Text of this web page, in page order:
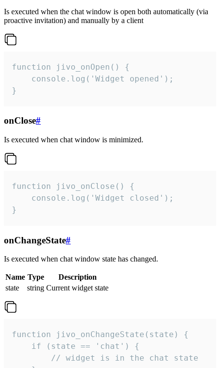
Is executed when the chat window is open both automatically (via
proactive invitation) and manually by a client
function jivo_onOpen() {
    console.log('Widget opened');
}
onClose#
Is executed when chat window is minimized.
function jivo_onClose() {
    console.log('Widget closed');
}
onChangeState#
Is executed when chat window state has changed.
Name Type
Description
state
string Current widget state
function jivo_onChangeState(state) {
    if (state == 'chat') {
        // widget is in the chat state